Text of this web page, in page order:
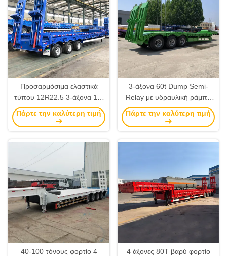
Προσαρμόσιμα ελαστικά
τύπου 12R22.5 3-άξονα 12-
ελαστικά χαμηλού κρεβατιού
ημικυριόδρομο με JOST 2,0
Πάρτε την καλύτερη τιμή
3-άξονα 60t Dump Semi-
Relay με υδραυλική ράμπα
χαμηλό κρεβάτι
ρυμουλκούμενο και 4/5/6mm
Πάρτε την καλύτερη τιμή
40-100 τόνους φορτίο 4
4 άξονες 80T βαρύ φορτίο